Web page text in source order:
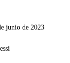
junio de 2023